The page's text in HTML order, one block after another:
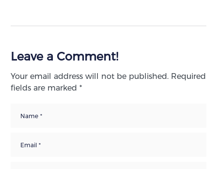
Leave a Comment!
Your email address will not be published. Required
fields are marked*